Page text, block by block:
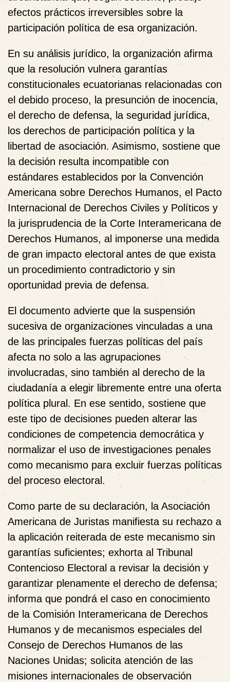
efectos prácticos irreversibles sobre la
participación política de esa organización.
En su análisis jurídico, la organización afirma
que la resolución vulnera garantías
constitucionales ecuatorianas relacionadas con
el debido proceso, la presunción de inocencia,
el derecho de defensa, la seguridad jurídica,
los derechos de participación política y la
libertad de asociación. Asimismo, sostiene que
la decisión resulta incompatible con
estándares establecidos por la Convención
Americana sobre Derechos Humanos, el Pacto
Internacional de Derechos Civiles y Políticos y
la jurisprudencia de la Corte Interamericana de
Derechos Humanos, al imponerse una medida
de gran impacto electoral antes de que exista
un procedimiento contradictorio y sin
oportunidad previa de defensa.
El documento advierte que la suspensión
sucesiva de organizaciones vinculadas a una
de las principales fuerzas políticas del país
afecta no solo a las agrupaciones
involucradas, sino también al derecho de la
ciudadanía a elegir libremente entre una oferta
política plural. En ese sentido, sostiene que
este tipo de decisiones pueden alterar las
condiciones de competencia democrática y
normalizar el uso de investigaciones penales
como mecanismo para excluir fuerzas políticas
del proceso electoral.
Como parte de su declaración, la Asociación
Americana de Juristas manifiesta su rechazo a
la aplicación reiterada de este mecanismo sin
garantías suficientes; exhorta al Tribunal
Contencioso Electoral a revisar la decisión y
garantizar plenamente el derecho de defensa;
informa que pondrá el caso en conocimiento
de la Comisión Interamericana de Derechos
Humanos y de mecanismos especiales del
Consejo de Derechos Humanos de las
Naciones Unidas; solicita atención de las
misiones internacionales de observación